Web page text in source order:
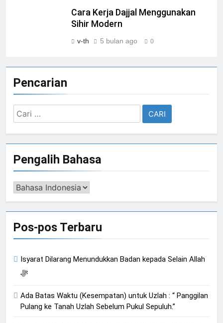
Cara Kerja Dajjal Menggunakan
Sihir Modern
v-th 5 bulan ago 0
Pencarian
Cari
untuk:
Pengalih Bahasa
Pengalih
Pos-pos Terbaru
Isyarat Dilarang Menundukkan Badan kepada Selain Allah
ﷻ
Ada Batas Waktu (Kesempatan) untuk Uzlah : “ Panggilan
Pulang ke Tanah Uzlah Sebelum Pukul Sepuluh.”